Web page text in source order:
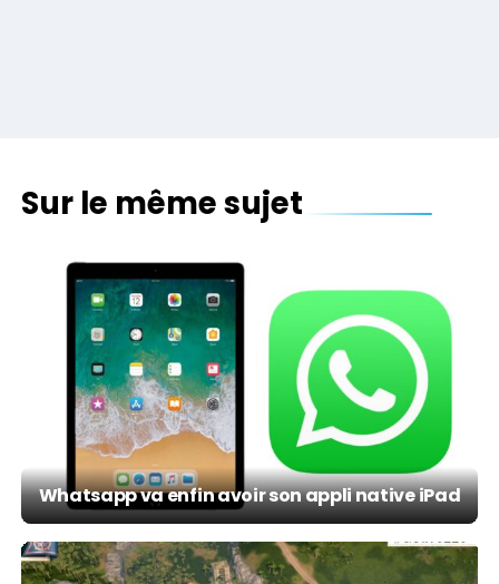
Sur le même sujet
Whatsapp va enfin avoir son appli native iPad